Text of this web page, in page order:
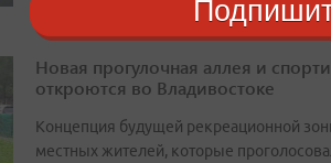
Новая прогулочная аллея и
откроются во Владивостоке
Концепция будущей рекреационной
местных жителей, которые